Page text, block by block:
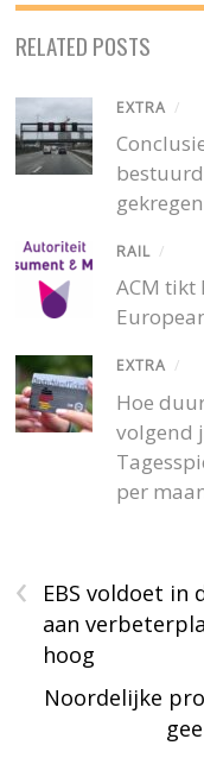
RELATED POSTS
EXTRA /
RAIL /
ACM tikt
EXTRA /
Hoe
volgend
per
‹
EBS voldoet in
aan
hoog
Noordelijke